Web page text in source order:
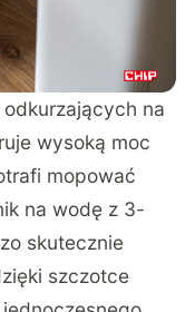
na
wysoką moc
mopować
na wodę z 3-
skutecznie
szczotce